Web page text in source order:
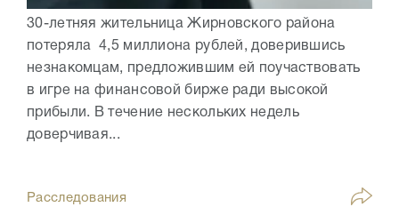
30-летняя жительница Жирновского района
потеряла 4,5 миллиона рублей, доверившись
незнакомцам, предложившим ей поучаствовать
в игре на финансовой бирже ради высокой
прибыли. В течение нескольких недель
доверчивая...
Расследования